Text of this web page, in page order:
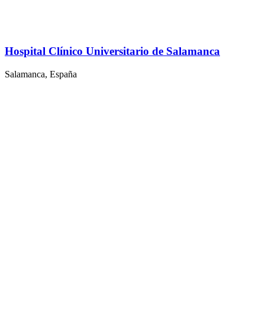
Hospital Clínico Universitario de Salamanca
Salamanca, España